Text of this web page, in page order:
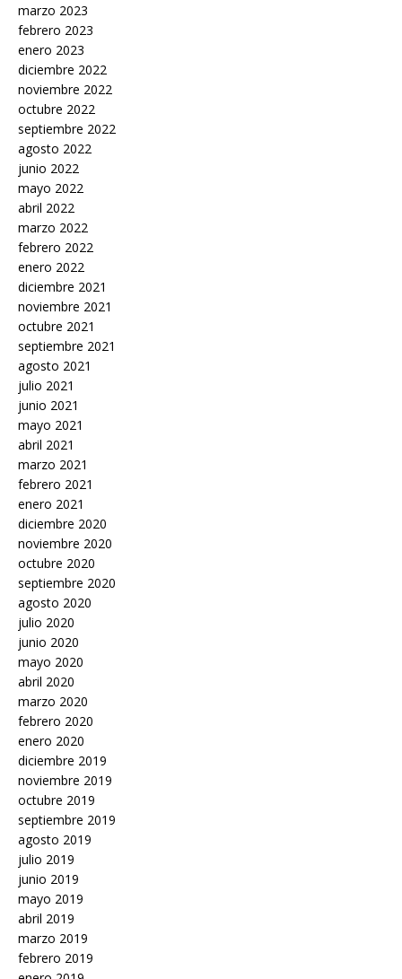
marzo 2023
febrero 2023
enero 2023
diciembre 2022
noviembre 2022
octubre 2022
septiembre 2022
agosto 2022
junio 2022
mayo 2022
abril 2022
marzo 2022
febrero 2022
enero 2022
diciembre 2021
noviembre 2021
octubre 2021
septiembre 2021
agosto 2021
julio 2021
junio 2021
mayo 2021
abril 2021
marzo 2021
febrero 2021
enero 2021
diciembre 2020
noviembre 2020
octubre 2020
septiembre 2020
agosto 2020
julio 2020
junio 2020
mayo 2020
abril 2020
marzo 2020
febrero 2020
enero 2020
diciembre 2019
noviembre 2019
octubre 2019
septiembre 2019
agosto 2019
julio 2019
junio 2019
mayo 2019
abril 2019
marzo 2019
febrero 2019